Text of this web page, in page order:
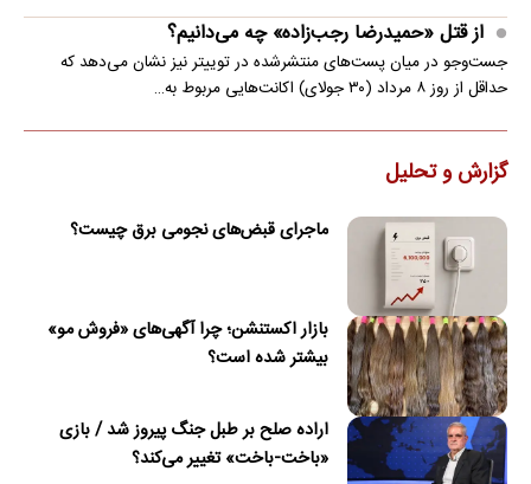
از قتل «حمیدرضا رجب‌زاده» چه می‌دانیم؟
جست‌وجو در میان پست‌های منتشرشده در توییتر نیز نشان می‌دهد که
حداقل از روز ۸ مرداد (۳۰ جولای) اکانت‌هایی مربوط به…
گزارش و تحلیل
ماجرای قبض‌های نجومی برق چیست؟
بازار اکستنشن؛ چرا آگهی‌های «فروش مو»
بیشتر شده است؟
اراده صلح بر طبل جنگ پیروز شد / بازی
«باخت-باخت» تغییر می‌کند؟